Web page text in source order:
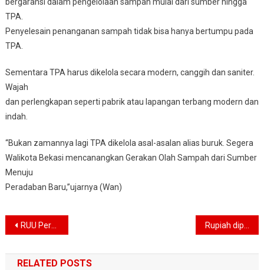
bergaransi dalam pengelolaan sampah mulai dari sumber hingga
TPA.
Penyelesain penanganan sampah tidak bisa hanya bertumpu pada
TPA.
Sementara TPA harus dikelola secara modern, canggih dan saniter.
Wajah
dan perlengkapan seperti pabrik atau lapangan terbang modern dan
indah.
“Bukan zamannya lagi TPA dikelola asal-asalan alias buruk. Segera
Walikota Bekasi mencanangkan Gerakan Olah Sampah dari Sumber
Menuju
Peradaban Baru,”ujarnya (Wan)
Navigasi
pos
RUU Perkelapasawitan Dinilai Minim Urgensi dan Sarat Masalah Rupiah diprediksi akan kembali melemah menjadi Rp 14.155 per dolar AS
RELATED POSTS